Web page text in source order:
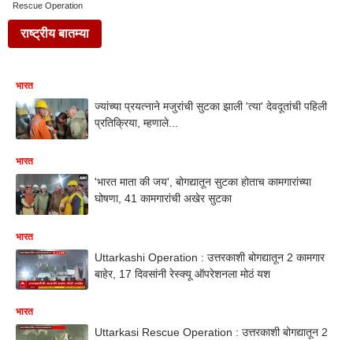
Rescue Operation
राष्ट्रीय बातम्या
भारत
ज्यांच्या प्रयत्नाने मजुरांची सुटका झाली 'त्या' देवदूतांची पहिली
प्रतिक्रिया, म्हणाले...
भारत
'भारत माता की जय', बोगद्यातून सुटका होताच कामगारांच्या
घोषणा, 41 कामगारांची अखेर सुटका
भारत
Uttarkashi Operation : उत्तरकाशी बोगद्यातून 2 कामगार
बाहेर, 17 दिवसांनी रेस्क्यू ऑपरेशनला मोठं यश
भारत
Uttarkasi Rescue Operation : उत्तरकाशी बोगद्यातून 2